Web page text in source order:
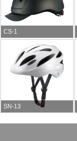
CS-1
SN-13